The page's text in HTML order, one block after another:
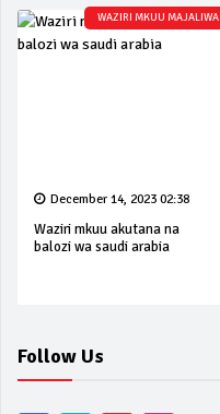
WAZIRI MKUU MAJALIWA
December 14, 2023 02:38
Waziri mkuu akutana na
balozi wa saudi arabia
Follow Us